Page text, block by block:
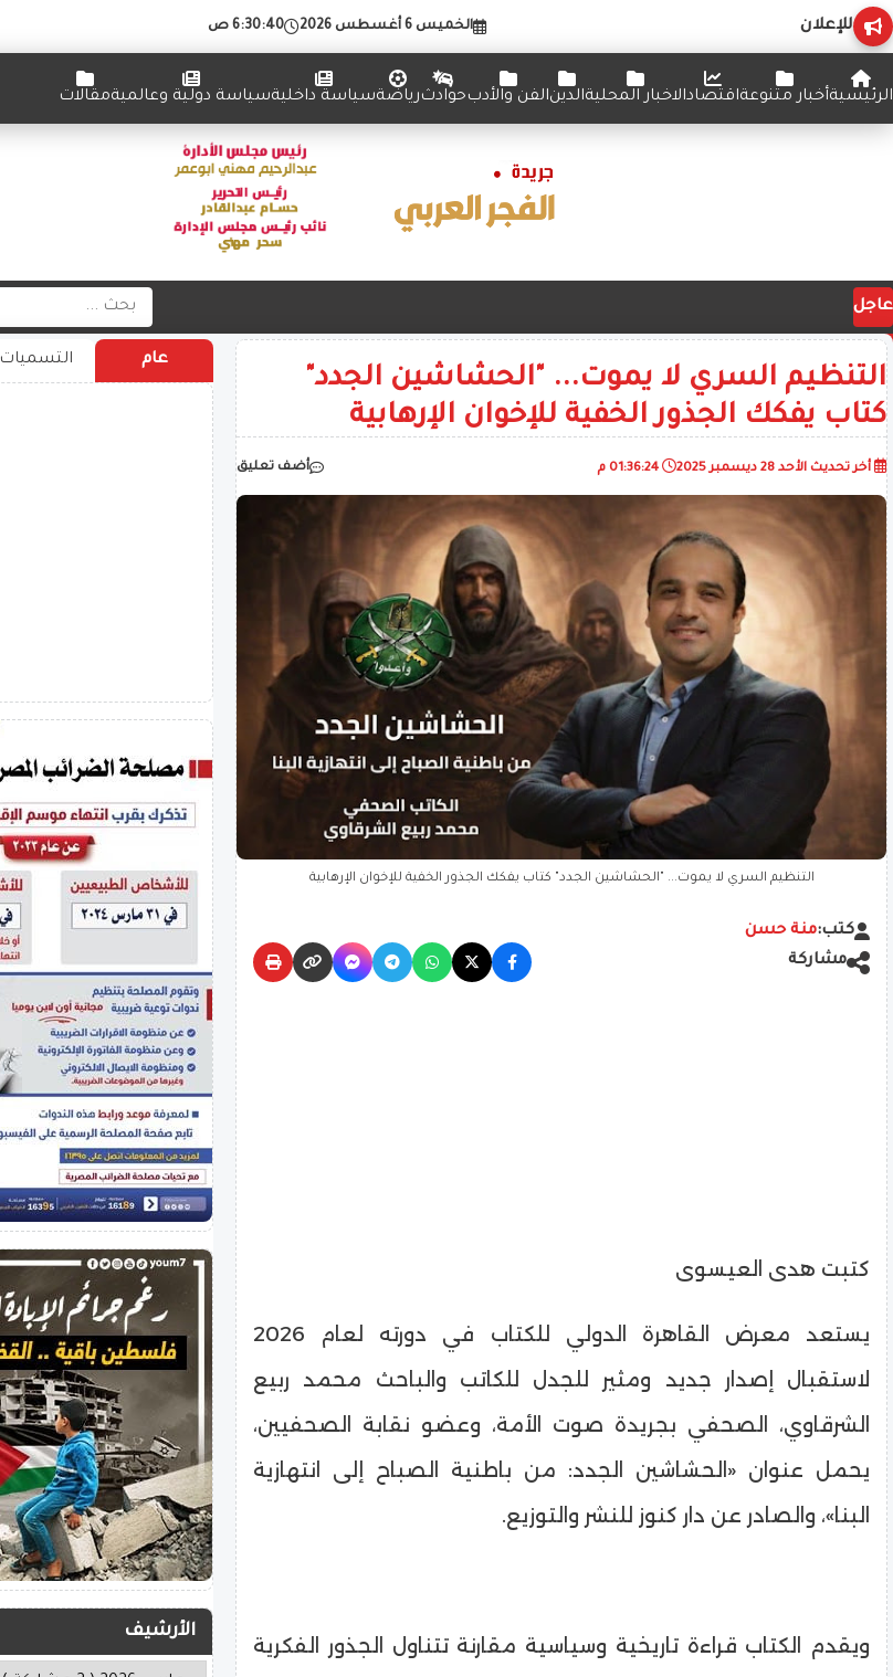
للإعلان الخميس 6 أغسطس 2026 6:30:41 ص
الرئيسيةأخبار متنوعةاقتصادالاخبار المحليةالدينالفن والأدبحوادثرياضةسياسة داخليةسياسة دولية وعالميةمقالات
عاجل
التنظيم السري لا يموت... "الحشاشين الجدد"
كتاب يفكك الجذور الخفية للإخوان الإرهابية
أخر تحديث الأحد 28 ديسمبر 2025 أضف تعليق
التنظيم السري لا يموت... "الحشاشين الجدد" كتاب يفكك الجذور الخفية للإخوان الإرهابية
كتب:منة حسن
مشاركة
كتبت هدى العيسوى
يستعد معرض القاهرة الدولي للكتاب في دورته لعام 2026
لاستقبال إصدار جديد ومثير للجدل للكاتب والباحث محمد ربيع
الشرقاوي، الصحفي بجريدة صوت الأمة، وعضو نقابة الصحفيين،
يحمل عنوان «الحشاشين الجدد: من باطنية الصباح إلى انتهازية
البنا»، والصادر عن دار كنوز للنشر والتوزيع.
ويقدم الكتاب قراءة تاريخية وسياسية مقارنة تتناول الجذور الفكرية
عام التسميات
الأرشيف